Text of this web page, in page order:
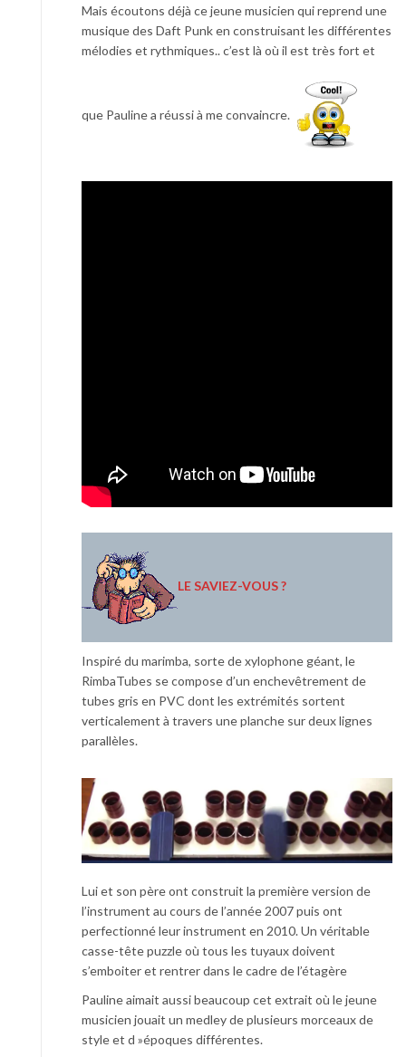
Mais écoutons déjà ce jeune musicien qui reprend une
musique des Daft Punk en construisant les différentes
mélodies et rythmiques.. c’est là où il est très fort et
que Pauline a réussi à me convaincre.
LE SAVIEZ-VOUS ?
Inspiré du marimba, sorte de xylophone géant, le
RimbaTubes se compose d’un enchevêtrement de
tubes gris en PVC dont les extrémités sortent
verticalement à travers une planche sur deux lignes
parallèles.
Lui et son père ont construit la première version de
l’instrument au cours de l’année 2007 puis ont
perfectionné leur instrument en 2010. Un véritable
casse-tête puzzle où tous les tuyaux doivent
s’emboiter et rentrer dans le cadre de l’étagère
Pauline aimait aussi beaucoup cet extrait où le jeune
musicien jouait un medley de plusieurs morceaux de
style et d »époques différentes.